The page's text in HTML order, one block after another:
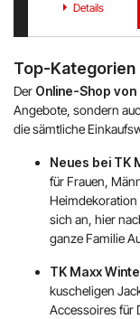
Alle Shops
Details
Top-Kategorien
Der Online-Shop von
Angebote, sondern
die sämtliche
Neues bei TK
für Frauen,
sich an, hier
ganze Familie
TK Maxx
kuscheligen
Accessoires für